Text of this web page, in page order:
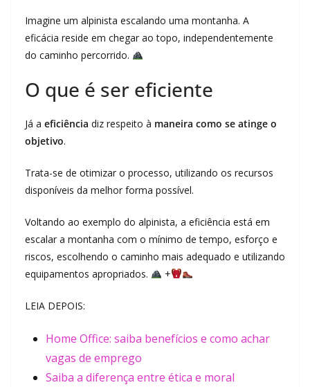
Imagine um alpinista escalando uma montanha. A
eficácia reside em chegar ao topo, independentemente
do caminho percorrido.
O que é ser eficiente
Já a eficiência diz respeito à maneira como se atinge o
objetivo.
Trata-se de otimizar o processo, utilizando os recursos
disponíveis da melhor forma possível.
Voltando ao exemplo do alpinista, a eficiência está em
escalar a montanha com o mínimo de tempo, esforço e
riscos, escolhendo o caminho mais adequado e utilizando
equipamentos apropriados.
+
LEIA DEPOIS:
Home Office: saiba benefícios e como achar
vagas de emprego
Saiba a diferença entre ética e moral